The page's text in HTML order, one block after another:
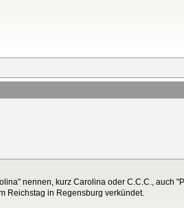
nennen, kurz Carolina oder C.C.C., auch
Reichstag in Regensburg verkündet.